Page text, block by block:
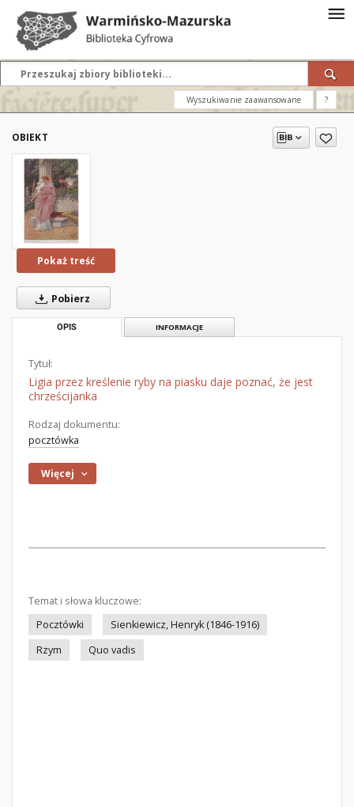
Wyszukiwanie zaawansowane ?
OBIEKT
Pokaż treść
Pobierz
OPIS INFORMACJE
Tytuł:
Ligia przez kreślenie ryby na piasku daje poznać, że jest
chrześcijanka
Rodzaj dokumentu:
pocztówka
Więcej
Temat i słowa kluczowe:
Pocztówki
Sienkiewicz, Henryk (1846-1916)
Rzym
Quo vadis